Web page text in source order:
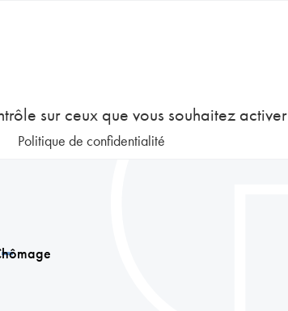
sur ceux que vous souhaitez activer
Politique de confidentialité